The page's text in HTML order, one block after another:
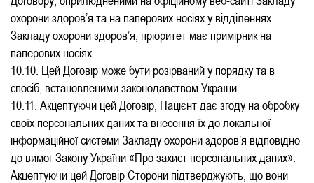
охорони здоров’я та на паперових носіях у відділеннях
Закладу охорони здоров’я, пріоритет має примірник на
паперових носіях.
10.10. Цей Договір може бути розірваний у порядку та в
спосіб, встановленими законодавством України.
10.11. Акцептуючи цей Договір, Пацієнт дає згоду на обробку
своїх персональних даних та внесення їх до локальної
інформаційної системи Закладу охорони здоров’я відповідно
до вимог Закону України «Про захист персональних даних».
Акцептуючи цей Договір Сторони підтверджують, що вони